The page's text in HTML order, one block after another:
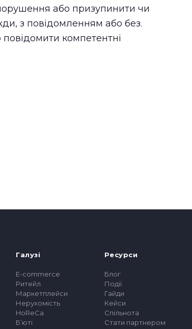
або призупинити чи
з повідомленням або без.
компетентні
Галузі
E-commerce
Ритейл
Маркетплейси
Нерухомість
HoReCa
Бʼюті
Ресурси
Блог
Події
Гайди
Кейси
Спільнота
Стати партнером